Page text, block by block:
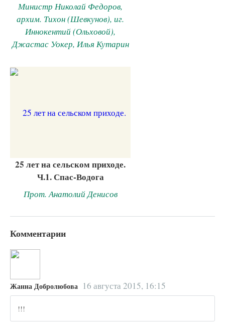
Министр Николай Федоров,
архим. Тихон (Шевкунов), иг.
Иннокентий (Ольховой),
Джастас Уокер, Илья Кутарин
25 лет на сельском приходе.
Ч.1. Спас-Водога
Прот. Анатолий Денисов
Комментарии
Жанна Добролюбова 16 августа 2015, 16:15
!!!